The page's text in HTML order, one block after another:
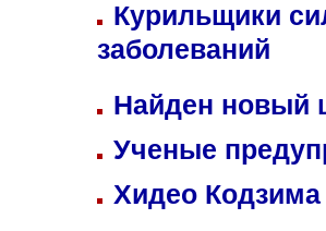
Курильщики
заболеваний
Найден
Ученые
Хидео